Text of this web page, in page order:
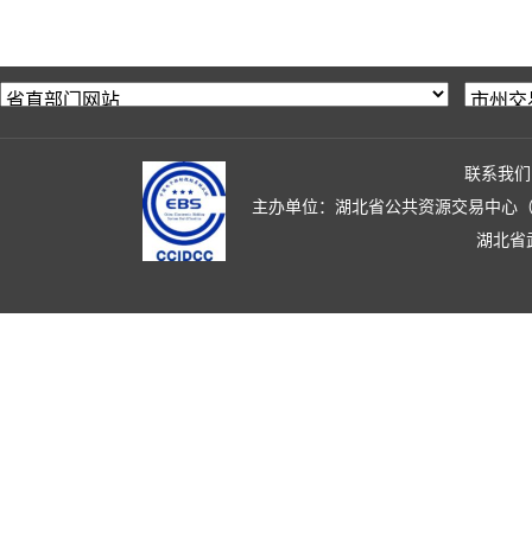
联系我们
主办单位：湖北省公共资源交易中心
湖北省